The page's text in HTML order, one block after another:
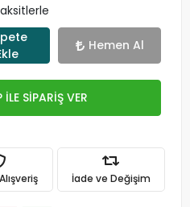
Hemen Al
SİPARİŞ VER
İade ve Değişim